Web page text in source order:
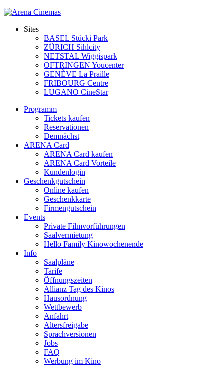
Sites
BASEL Stücki Park
ZÜRICH Sihlcity
NETSTAL Wiggispark
OFTRINGEN Youcenter
GENÈVE La Praille
FRIBOURG Centre
LUGANO CineStar
Programm
Tickets kaufen
Reservationen
Demnächst
ARENA Card
ARENA Card kaufen
ARENA Card Vorteile
Kundenlogin
Geschenkgutschein
Online kaufen
Geschenkkarte
Firmengutschein
Events
Private Filmvorführungen
Saalvermietung
Hello Family Kinowochenende
Info
Saalpläne
Tarife
Öffnungszeiten
Allianz Tag des Kinos
Hausordnung
Wettbewerb
Anfahrt
Altersfreigabe
Sprachversionen
Jobs
FAQ
Werbung im Kino